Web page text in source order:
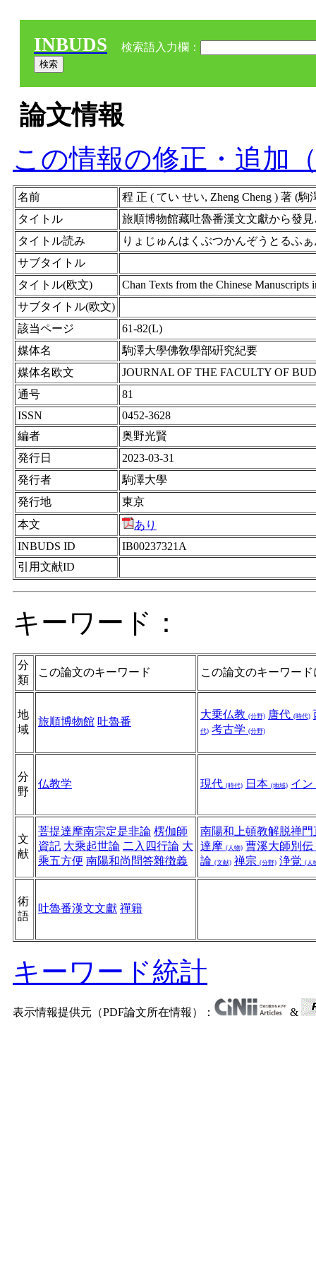
INBUDS 検索語入力欄：
論文情報
この情報の修正・追加
名前
程 正 ( てい せい, Zheng Cheng ) 著 (駒
タイトル
旅順博物館藏吐魯番漢文文獻から發
タイトル読み
りょじゅんはくぶつかんぞうとるふ
サブタイトル
タイトル(欧文)
Chan Texts from the Chinese
サブタイトル(欧文)
該当ページ
61-82(L)
媒体名
駒澤大學佛敎學部硏究紀要
媒体名欧文
JOURNAL OF THE FACULTY OF
通号
81
ISSN
0452-3628
編者
奥野光賢
発行日
2023-03-31
発行者
駒澤大學
発行地
東京
本文
あり
INBUDS ID
IB00237321A
引用文献ID
キーワード：
分
類
この論文のキーワード この論文のキーワー
地
域
旅順博物館 吐魯番
大乗仏教 (分野) 唐代 (時代)
代) 考古学 (分野)
分
野
仏教学 現代 (時代) 日本 (地域) イ
文
献
菩提達摩南宗定是非論 楞伽師
資記 大乘起世論 二入四行論 大
乘五方便 南陽和尚問答雜徴義
南陽和上頓教解脱禅
達摩 (人物) 曹溪大師別伝
論 (文献) 禅宗 (分野) 浄覚 (人
術
語
吐魯番漢文文獻 禪籍
キーワード統計
表示情報提供元（PDF論文所在情報）： &